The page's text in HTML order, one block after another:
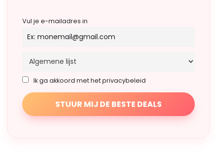
Vul je e-mailadres in
Ik ga akkoord met het privacybeleid